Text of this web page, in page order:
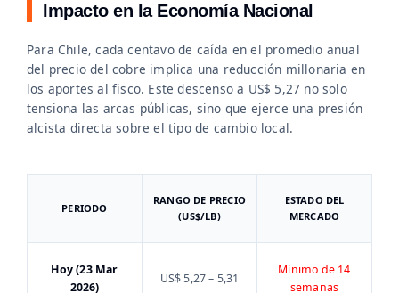
Impacto en la Economía Nacional
Para Chile, cada centavo de caída en el promedio anual
del precio del cobre implica una reducción millonaria en
los aportes al fisco. Este descenso a US$ 5,27 no solo
tensiona las arcas públicas, sino que ejerce una presión
alcista directa sobre el tipo de cambio local.
PERIODO
RANGO DE PRECIO
(US$/LB)
ESTADO DEL
MERCADO
Hoy (23 Mar
2026)
US$ 5,27 – 5,31
Mínimo de 14
semanas